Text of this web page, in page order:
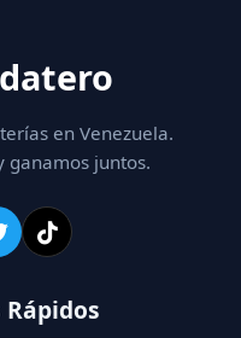
en Venezuela.
ganamos juntos.
Rápidos